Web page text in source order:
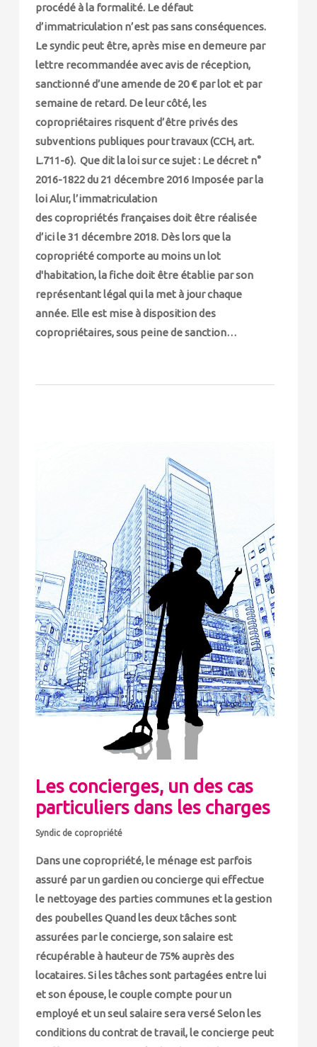
procédé à la formalité. Le défaut
d’immatriculation n’est pas sans conséquences.
Le syndic peut être, après mise en demeure par
lettre recommandée avec avis de réception,
sanctionné d’une amende de 20 € par lot et par
semaine de retard. De leur côté, les
copropriétaires risquent d’être privés des
subventions publiques pour travaux (CCH, art.
L.711-6). Que dit la loi sur ce sujet : Le décret n°
2016-1822 du 21 décembre 2016 Imposée par la
loi Alur, l’immatriculation
des copropriétés françaises doit être réalisée
d’ici le 31 décembre 2018. Dès lors que la
copropriété comporte au moins un lot
d'habitation, la fiche doit être établie par son
représentant légal qui la met à jour chaque
année. Elle est mise à disposition des
copropriétaires, sous peine de sanction…
Les concierges, un des cas
particuliers dans les charges
Syndic de copropriété
Dans une copropriété, le ménage est parfois
assuré par un gardien ou concierge qui effectue
le nettoyage des parties communes et la gestion
des poubelles Quand les deux tâches sont
assurées par le concierge, son salaire est
récupérable à hauteur de 75% auprès des
locataires. Si les tâches sont partagées entre lui
et son épouse, le couple compte pour un
employé et un seul salaire sera versé Selon les
conditions du contrat de travail, le concierge peut